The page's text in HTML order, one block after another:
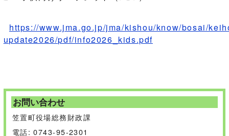
https://www.jma.go.jp/jma/kishou/know/bosai/
update2026/pdf/info2026_kids.pdf
お問い合わせ
笠置町役場総務財政課
電話: 0743-95-2301